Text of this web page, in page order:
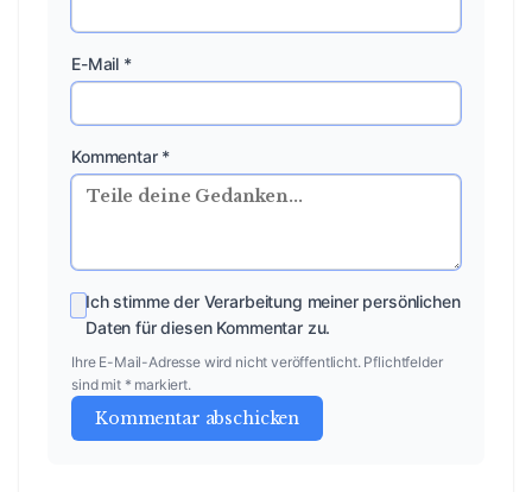
E-Mail *
Kommentar *
Ich stimme der Verarbeitung meiner persönlichen
Daten für diesen Kommentar zu.
Ihre E-Mail-Adresse wird nicht veröffentlicht. Pflichtfelder
sind mit * markiert.
Kommentar abschicken